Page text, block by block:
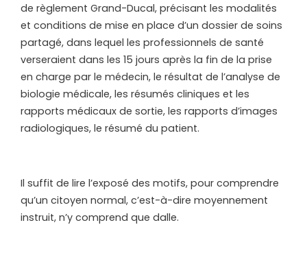
de règlement Grand-Ducal, précisant les modalités
et conditions de mise en place d’un dossier de soins
partagé, dans lequel les professionnels de santé
verseraient dans les 15 jours après la fin de la prise
en charge par le médecin, le résultat de l’analyse de
biologie médicale, les résumés cliniques et les
rapports médicaux de sortie, les rapports d’images
radiologiques, le résumé du patient.
Il suffit de lire l’exposé des motifs, pour comprendre
qu’un citoyen normal, c’est-à-dire moyennement
instruit, n’y comprend que dalle.